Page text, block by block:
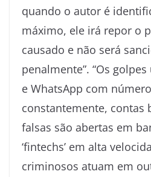
quando o autor é
máximo, ele irá repor o
causado e não será
penalmente”. “Os
e WhatsApp com
constantemente, contas
falsas são abertas em
‘fintechs’ em alta
criminosos atuam em